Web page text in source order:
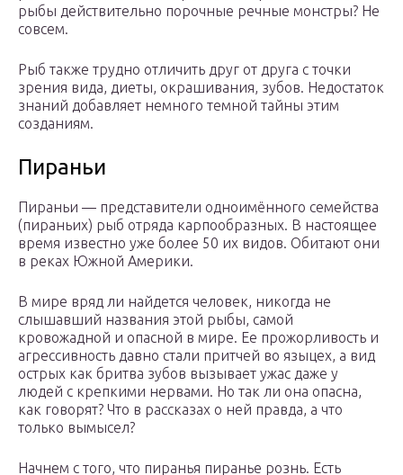
рыбы действительно порочные речные монстры? Не
совсем.
Рыб также трудно отличить друг от друга с точки
зрения вида, диеты, окрашивания, зубов. Недостаток
знаний добавляет немного темной тайны этим
созданиям.
Пираньи
Пираньи — представители одноимённого семейства
(пираньих) рыб отряда карпообразных. В настоящее
время известно уже более 50 их видов. Обитают они
в реках Южной Америки.
В мире вряд ли найдется человек, никогда не
слышавший названия этой рыбы, самой
кровожадной и опасной в мире. Ее прожорливость и
агрессивность давно стали притчей во языцех, а вид
острых как бритва зубов вызывает ужас даже у
людей с крепкими нервами. Но так ли она опасна,
как говорят? Что в рассказах о ней правда, а что
только вымысел?
Начнем с того, что пиранья пиранье рознь. Есть